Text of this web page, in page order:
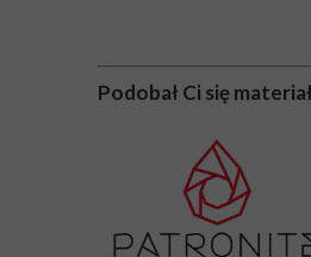
Podobał Ci się